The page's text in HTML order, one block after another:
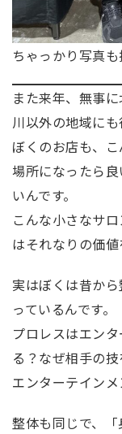
ちゃっかり写真
また来年、無事
川以外の地域にも
ぼくのお店も、
場所になったら
いんです。
こんな小さなサ
はそれなりの価値
実はぼくは昔か
っているんです。
プロレスはエン
る？なぜ相手の技
エンターテインメ
整体も同じで、